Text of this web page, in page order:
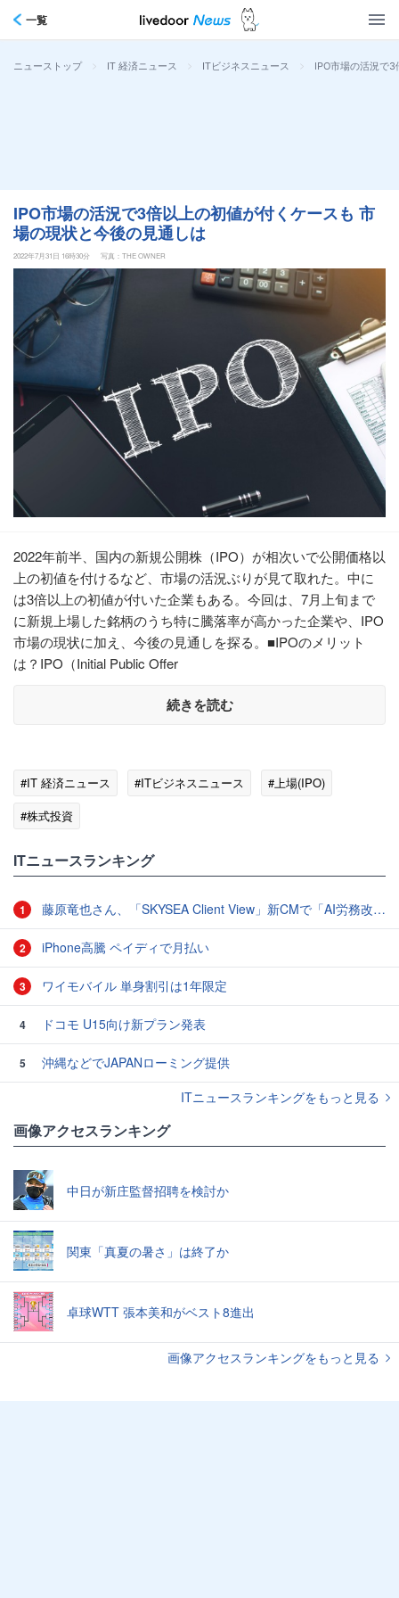
一覧
ニューストップ > IT 経済ニュース > ITビジネスニュース > IPO市場の活況で
IPO市場の活況で3倍以上の初値が付くケースも 市
場の現状と今後の見通しは
2022年7月31日 16時30分 写真：THE OWNER
2022年前半、国内の新規公開株（IPO）が相次いで公開価格以
上の初値を付けるなど、市場の活況ぶりが見て取れた。中に
は3倍以上の初値が付いた企業もある。今回は、7月上旬まで
に新規上場した銘柄のうち特に騰落率が高かった企業や、IPO
市場の現状に加え、今後の見通しを探る。■IPOのメリット
は？IPO（Initial Public Offer
続きを読む
#IT 経済ニュース #ITビジネスニュース
#上場(IPO)
#株式投資
ITニュースランキング
1 藤原竜也さん、「SKYSEA Client View」新CMで「AI労務改善」をアピール 働き方をAIが分析したら「すぐに休んで」と言われる？
2 iPhone高騰 ペイディで月払い
3 ワイモバイル 単身割引は1年限定
4 ドコモ U15向け新プラン発表
5
沖縄などでJAPANローミング提供
ITニュースランキングをもっと見る
画像アクセスランキング
中日が新庄監督招聘を検討か
関東「真夏の暑さ」は終了か
卓球WTT 張本美和がベスト8進出
画像アクセスランキングをもっと見る